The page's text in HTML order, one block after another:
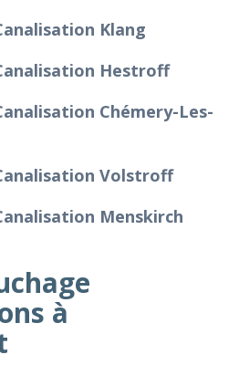
Klang
Hestroff
Chémery-Les-
Volstroff
Menskirch
à